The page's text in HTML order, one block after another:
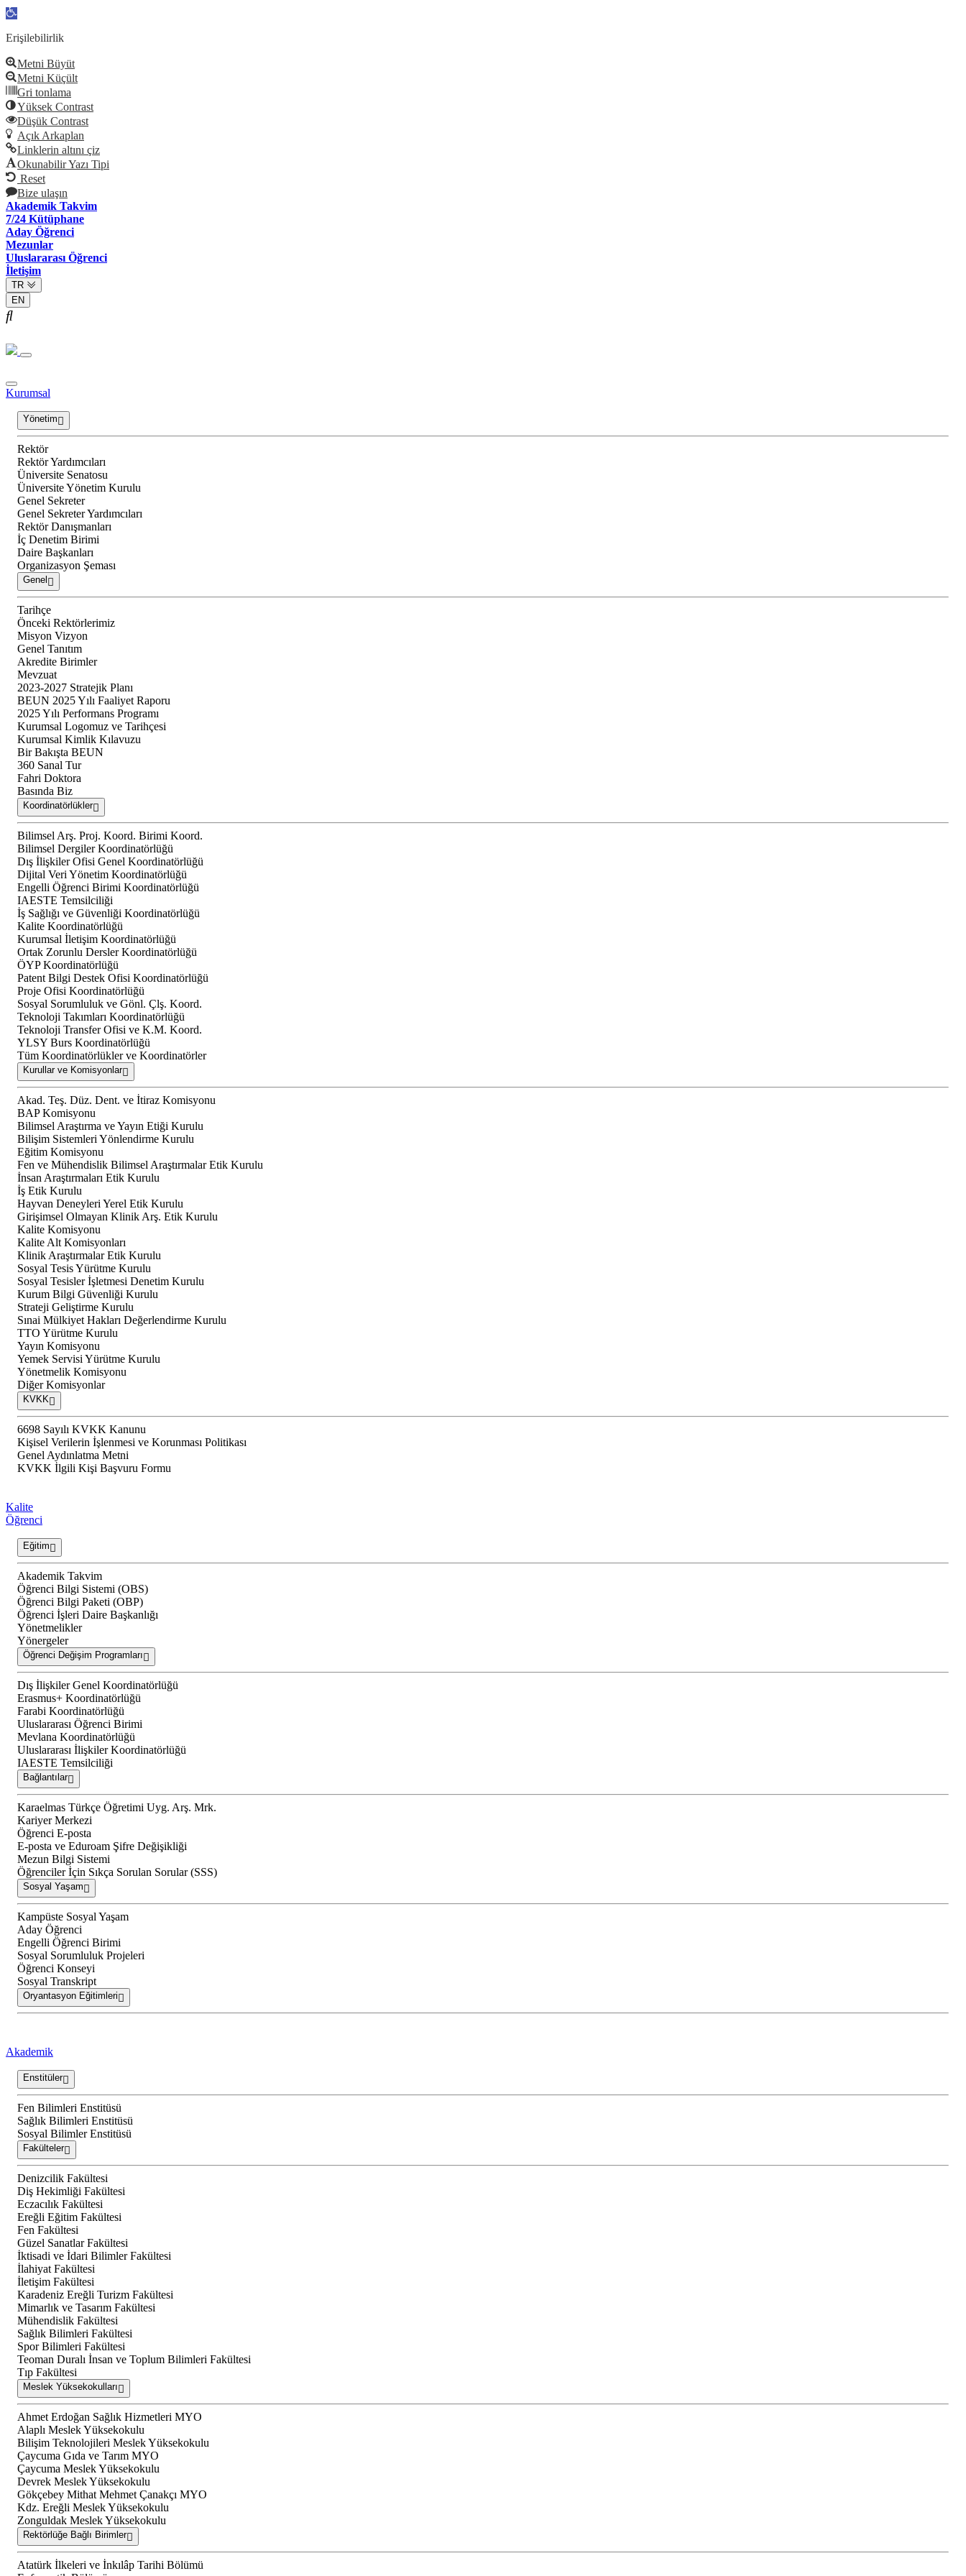
Open
Erişilebilirlik
Metni Büyüt
Metni Küçült
Gri tonlama
Yüksek Contrast
Düşük Contrast
Açık Arkaplan
Linklerin altını çiz
Okunabilir Yazı Tipi
Reset
Bize ulaşın
Akademik Takvim
7/24 Kütüphane
Aday Öğrenci
Mezunlar
Uluslararası Öğrenci
İletişim
TR
EN
Kurumsal
Yönetim
Rektör
Rektör Yardımcıları
Üniversite Senatosu
Üniversite Yönetim Kurulu
Genel Sekreter
Genel Sekreter Yardımcıları
Rektör Danışmanları
İç Denetim Birimi
Daire Başkanları
Organizasyon Şeması
Genel
Tarihçe
Önceki Rektörlerimiz
Misyon Vizyon
Genel Tanıtım
Akredite Birimler
Mevzuat
2023-2027 Stratejik Planı
BEUN 2025 Yılı Faaliyet Raporu
2025 Yılı Performans Programı
Kurumsal Logomuz ve Tarihçesi
Kurumsal Kimlik Kılavuzu
Bir Bakışta BEUN
360 Sanal Tur
Fahri Doktora
Basında Biz
Koordinatörlükler
Bilimsel Arş. Proj. Koord. Birimi Koord.
Bilimsel Dergiler Koordinatörlüğü
Dış İlişkiler Ofisi Genel Koordinatörlüğü
Dijital Veri Yönetim Koordinatörlüğü
Engelli Öğrenci Birimi Koordinatörlüğü
IAESTE Temsilciliği
İş Sağlığı ve Güvenliği Koordinatörlüğü
Kalite Koordinatörlüğü
Kurumsal İletişim Koordinatörlüğü
Ortak Zorunlu Dersler Koordinatörlüğü
ÖYP Koordinatörlüğü
Patent Bilgi Destek Ofisi Koordinatörlüğü
Proje Ofisi Koordinatörlüğü
Sosyal Sorumluluk ve Gönl. Çlş. Koord.
Teknoloji Takımları Koordinatörlüğü
Teknoloji Transfer Ofisi ve K.M. Koord.
YLSY Burs Koordinatörlüğü
Tüm Koordinatörlükler ve Koordinatörler
Kurullar ve Komisyonlar
Akad. Teş. Düz. Dent. ve İtiraz Komisyonu
BAP Komisyonu
Bilimsel Araştırma ve Yayın Etiği Kurulu
Bilişim Sistemleri Yönlendirme Kurulu
Eğitim Komisyonu
Fen ve Mühendislik Bilimsel Araştırmalar Etik Kurulu
İnsan Araştırmaları Etik Kurulu
İş Etik Kurulu
Hayvan Deneyleri Yerel Etik Kurulu
Girişimsel Olmayan Klinik Arş. Etik Kurulu
Kalite Komisyonu
Kalite Alt Komisyonları
Klinik Araştırmalar Etik Kurulu
Sosyal Tesis Yürütme Kurulu
Sosyal Tesisler İşletmesi Denetim Kurulu
Kurum Bilgi Güvenliği Kurulu
Strateji Geliştirme Kurulu
Sınai Mülkiyet Hakları Değerlendirme Kurulu
TTO Yürütme Kurulu
Yayın Komisyonu
Yemek Servisi Yürütme Kurulu
Yönetmelik Komisyonu
Diğer Komisyonlar
KVKK
6698 Sayılı KVKK Kanunu
Kişisel Verilerin İşlenmesi ve Korunması Politikası
Genel Aydınlatma Metni
KVKK İlgili Kişi Başvuru Formu
Kalite
Öğrenci
Eğitim
Akademik Takvim
Öğrenci Bilgi Sistemi (OBS)
Öğrenci Bilgi Paketi (OBP)
Öğrenci İşleri Daire Başkanlığı
Yönetmelikler
Yönergeler
Öğrenci Değişim Programları
Dış İlişkiler Genel Koordinatörlüğü
Erasmus+ Koordinatörlüğü
Farabi Koordinatörlüğü
Uluslararası Öğrenci Birimi
Mevlana Koordinatörlüğü
Uluslararası İlişkiler Koordinatörlüğü
IAESTE Temsilciliği
Bağlantılar
Karaelmas Türkçe Öğretimi Uyg. Arş. Mrk.
Kariyer Merkezi
Öğrenci E-posta
E-posta ve Eduroam Şifre Değişikliği
Mezun Bilgi Sistemi
Öğrenciler İçin Sıkça Sorulan Sorular (SSS)
Sosyal Yaşam
Kampüste Sosyal Yaşam
Aday Öğrenci
Engelli Öğrenci Birimi
Sosyal Sorumluluk Projeleri
Öğrenci Konseyi
Sosyal Transkript
Oryantasyon Eğitimleri
Akademik
Enstitüler
Fen Bilimleri Enstitüsü
Sağlık Bilimleri Enstitüsü
Sosyal Bilimler Enstitüsü
Fakülteler
Denizcilik Fakültesi
Diş Hekimliği Fakültesi
Eczacılık Fakültesi
Ereğli Eğitim Fakültesi
Fen Fakültesi
Güzel Sanatlar Fakültesi
İktisadi ve İdari Bilimler Fakültesi
İlahiyat Fakültesi
İletişim Fakültesi
Karadeniz Ereğli Turizm Fakültesi
Mimarlık ve Tasarım Fakültesi
Mühendislik Fakültesi
Sağlık Bilimleri Fakültesi
Spor Bilimleri Fakültesi
Teoman Duralı İnsan ve Toplum Bilimleri Fakültesi
Tıp Fakültesi
Meslek Yüksekokulları
Ahmet Erdoğan Sağlık Hizmetleri MYO
Alaplı Meslek Yüksekokulu
Bilişim Teknolojileri Meslek Yüksekokulu
Çaycuma Gıda ve Tarım MYO
Çaycuma Meslek Yüksekokulu
Devrek Meslek Yüksekokulu
Gökçebey Mithat Mehmet Çanakçı MYO
Kdz. Ereğli Meslek Yüksekokulu
Zonguldak Meslek Yüksekokulu
Rektörlüğe Bağlı Birimler
Atatürk İlkeleri ve İnkılâp Tarihi Bölümü